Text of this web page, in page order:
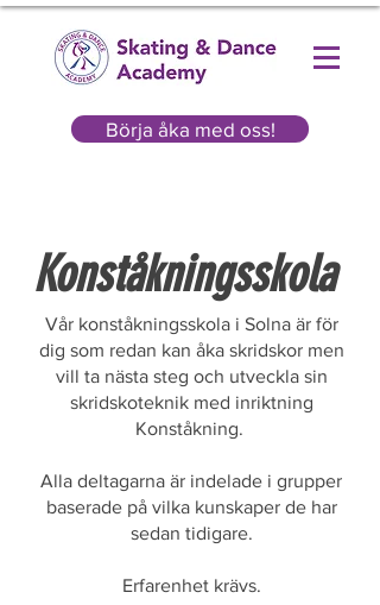
Börja åka med oss!
Konståkningsskola
Vår konståkningsskola i Solna är för
dig som redan kan åka skridskor men
vill ta nästa steg och utveckla sin
skridskoteknik med inriktning
Konståkning.
Alla deltagarna är indelade i grupper
baserade på vilka kunskaper de har
sedan tidigare.
Erfarenhet krävs.